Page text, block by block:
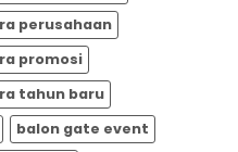
perusahaan
promosi
tahun baru
balon gate event